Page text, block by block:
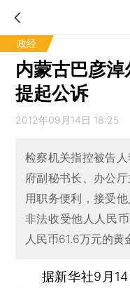
政经
内蒙古巴彦
提起公诉
2012年09月14日 18:25
检察机关指控被告
府副秘书长、办公
用职务便利，接受
非法收受他人人民
人民币61.6万元的
据新华社9月14